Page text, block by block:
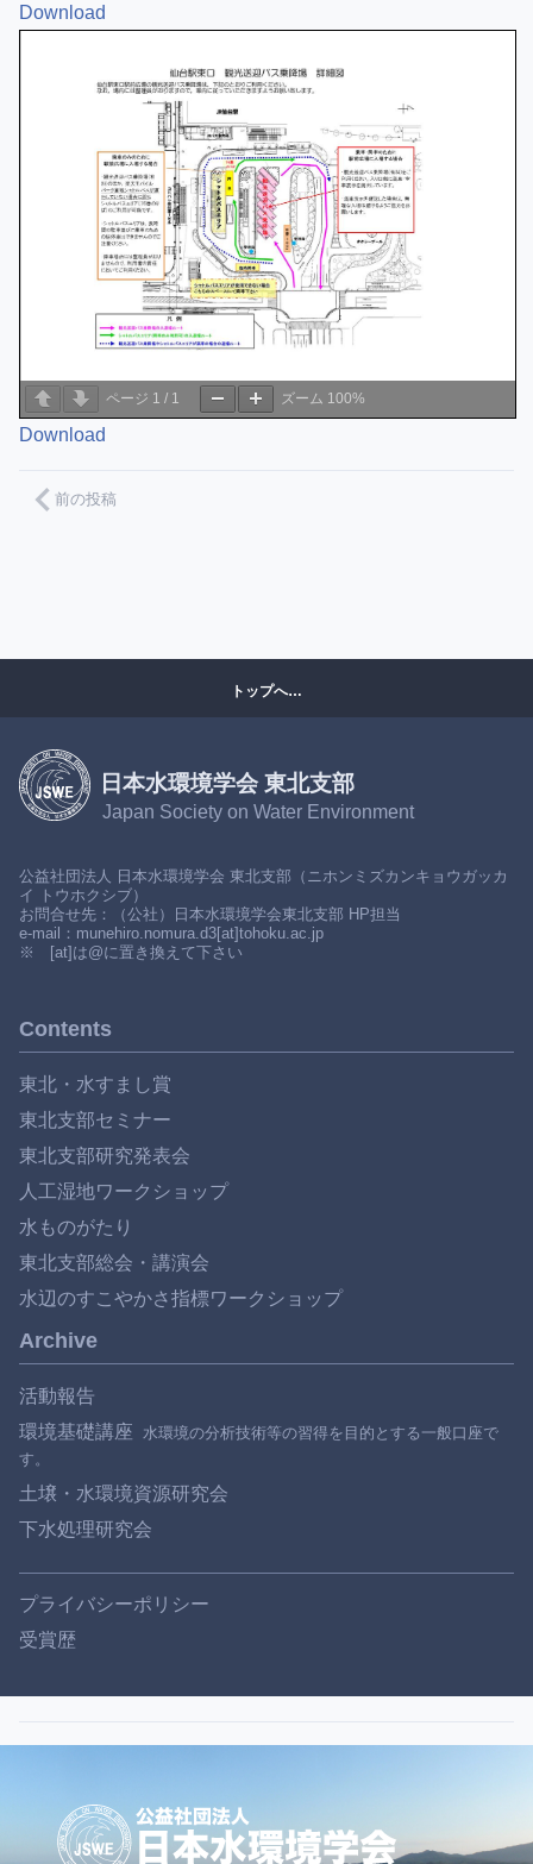
Download
ページ 1 / 1 ズーム 100%
Download
前の投稿
トップへ…
日本水環境学会 東北支部
Japan Society on Water Environment
公益社団法人 日本水環境学会 東北支部（ニホンミズカンキョウガッカ
イ トウホクシブ）
お問合せ先：（公社）日本水環境学会東北支部 HP担当
e-mail：munehiro.nomura.d3[at]tohoku.ac.jp
※ [at]は@に置き換えて下さい
Contents
東北・水すまし賞
東北支部セミナー
東北支部研究発表会
人工湿地ワークショップ
水ものがたり
東北支部総会・講演会
水辺のすこやかさ指標ワークショップ
Archive
活動報告
環境基礎講座
土壌・水環境資源研究会
下水処理研究会
プライバシーポリシー
受賞歴